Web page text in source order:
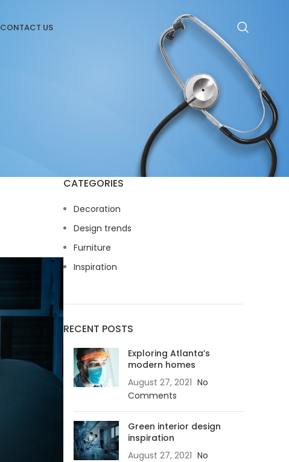
CONTACT US
CATEGORIES
Decoration
Design trends
Furniture
Inspiration
RECENT POSTS
Exploring Atlanta’s
modern homes
August 27, 2021 No
Comments
Green interior design
inspiration
August 27, 2021 No